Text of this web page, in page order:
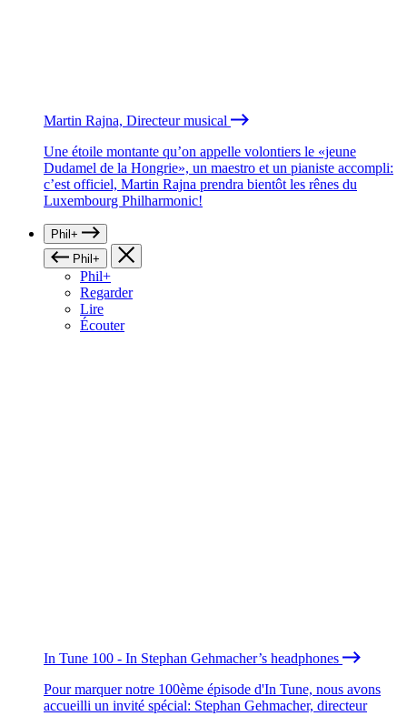
Martin Rajna, Directeur musical
Une étoile montante qu’on appelle volontiers le «jeune
Dudamel de la Hongrie», un maestro et un pianiste accompli:
c’est officiel, Martin Rajna prendra bientôt les rênes du
Luxembourg Philharmonic!
Phil+
Phil+
Phil+
Regarder
Lire
Écouter
In Tune 100 - In Stephan Gehmacher’s headphones
Pour marquer notre 100ème épisode d'In Tune, nous avons
accueilli un invité spécial: Stephan Gehmacher, directeur